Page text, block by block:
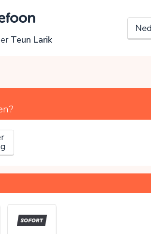
Teun Larik